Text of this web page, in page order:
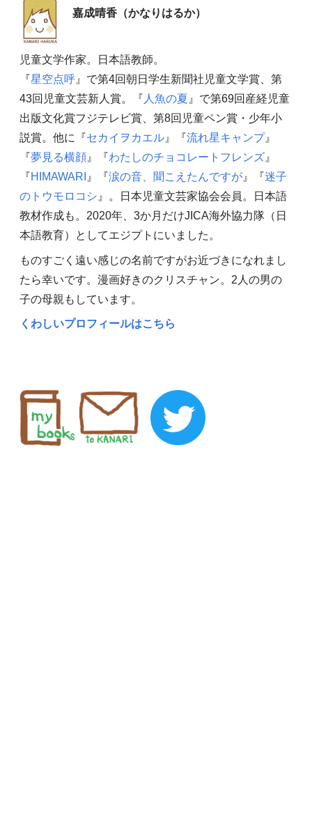
嘉成晴香（かなりはるか）
児童文学作家。日本語教師。
『星空点呼』で第4回朝日学生新聞社児童文学賞、第
43回児童文芸新人賞。『 人魚の夏 』で第69回産経児童
出版文化賞フジテレビ賞、第8回児童ペン賞・少年小
説賞。他に『セカイヲカエル』『流れ星キャンプ』
『夢見る横顔』『わたしのチョコレートフレンズ』
『HIMAWARI 』『涙の音、聞こえたんですが』『迷子
のトウモロコシ 』。日本児童文芸家協会会員。日本語
教材作成も。2020年、3か月だけJICA海外協力隊（日
本語教育）としてエジプトにいました。
ものすごく遠い感じの名前ですがお近づきになれまし
たら幸いです。漫画好きのクリスチャン。2人の男の
子の母親もしています。
くわしいプロフィールはこちら